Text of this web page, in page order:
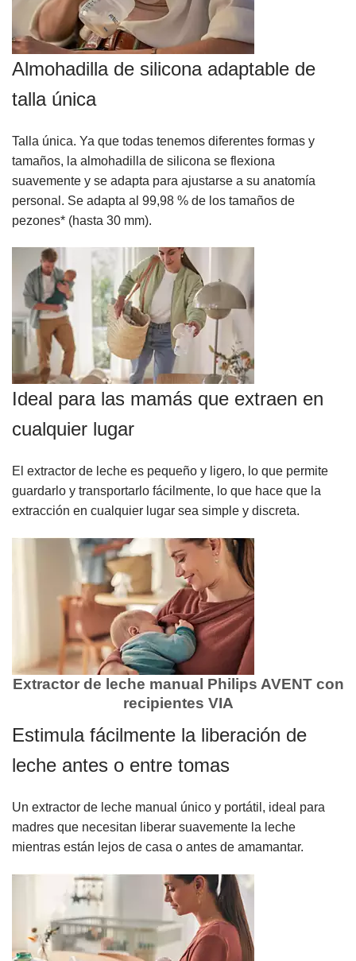
Almohadilla de silicona adaptable de
talla única
Talla única. Ya que todas tenemos diferentes formas y
tamaños, la almohadilla de silicona se flexiona
suavemente y se adapta para ajustarse a su anatomía
personal. Se adapta al 99,98 % de los tamaños de
pezones* (hasta 30 mm).
Ideal para las mamás que extraen en
cualquier lugar
El extractor de leche es pequeño y ligero, lo que permite
guardarlo y transportarlo fácilmente, lo que hace que la
extracción en cualquier lugar sea simple y discreta.
Extractor de leche manual Philips AVENT con
recipientes VIA
Estimula fácilmente la liberación de
leche antes o entre tomas
Un extractor de leche manual único y portátil, ideal para
madres que necesitan liberar suavemente la leche
mientras están lejos de casa o antes de amamantar.